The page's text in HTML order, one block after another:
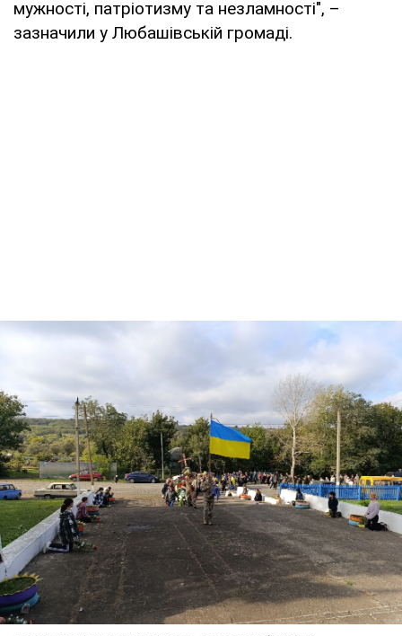
мужності, патріотизму та незламності", –
зазначили у Любашівській громаді.